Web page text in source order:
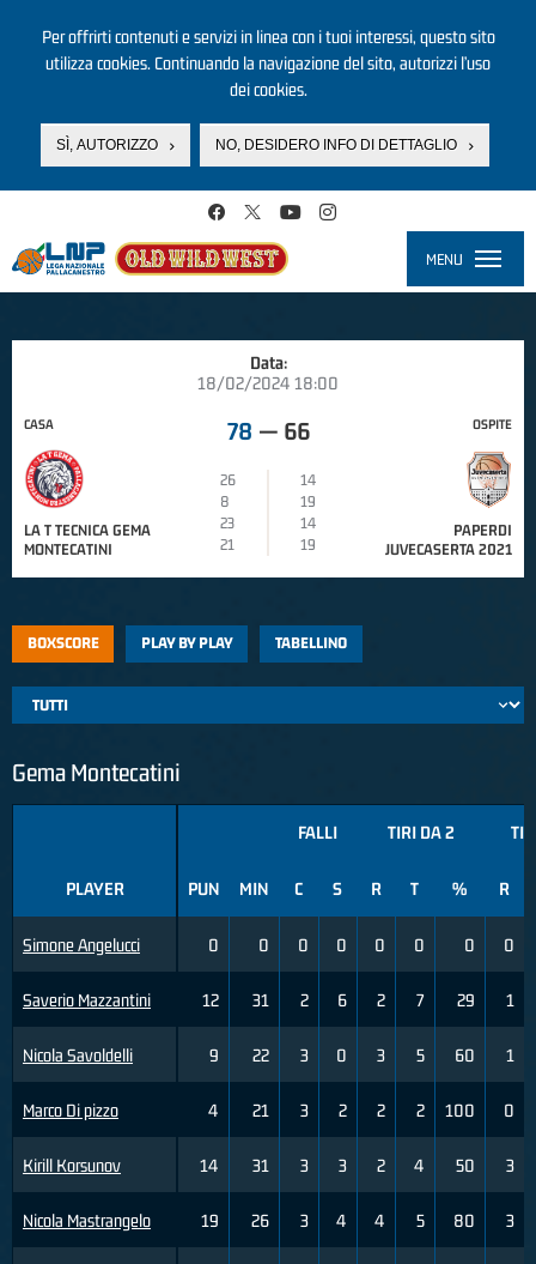
Per offrirti contenuti e servizi in linea con i tuoi interessi, questo sito
utilizza cookies. Continuando la navigazione del sito, autorizzi l’uso
dei cookies.
SÌ, AUTORIZZO NO, DESIDERO INFO DI DETTAGLIO
MENU
Data:
18/02/2024 18:00
CASA
LA T TECNICA GEMA
MONTECATINI
78 — 66
26
14
8
19
23
14
21
19
OSPITE
PAPERDI
JUVECASERTA 2021
BOXSCORE PLAY BY PLAY TABELLINO
Gema Montecatini
PLAYER
Simone Angelucci
Saverio Mazzantini
Nicola Savoldelli
Marco Di pizzo
Kirill Korsunov
Nicola Mastrangelo
FALLI TIRI DA 2
PUN MIN C S R T % R
0 0 0 0 0 0 0 0
12 31 2 6 2 7 29 1
9 22 3 0 3 5 60 1
4 21 3 2 2 2 100 0
14 31 3 3 2 4 50 3
19 26 3 4 4 5 80 3